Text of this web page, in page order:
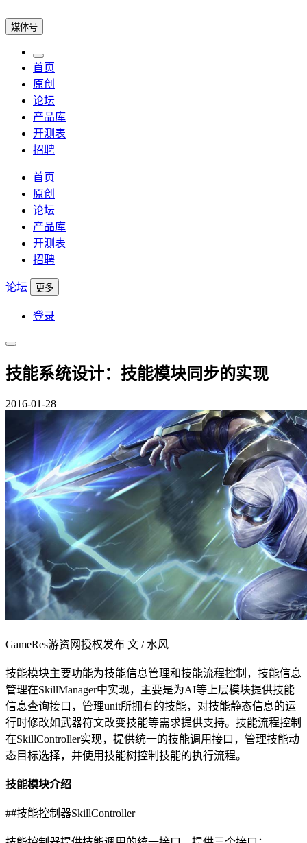
媒体号
首页
原创
论坛
产品库
开测表
招聘
首页
原创
论坛
产品库
开测表
招聘
论坛 更多
登录
技能系统设计：技能模块同步的实现
2016-01-28
GameRes游资网授权发布 文 / 水风
技能模块主要功能为技能信息管理和技能流程控制，技能信息
管理在SkillManager中实现，主要是为AI等上层模块提供技能
信息查询接口，管理unit所拥有的技能，对技能静态信息的运
行时修改如武器符文改变技能等需求提供支持。技能流程控制
在SkillController实现，提供统一的技能调用接口，管理技能动
态目标选择，并使用技能树控制技能的执行流程。
技能模块介绍
##技能控制器SkillController